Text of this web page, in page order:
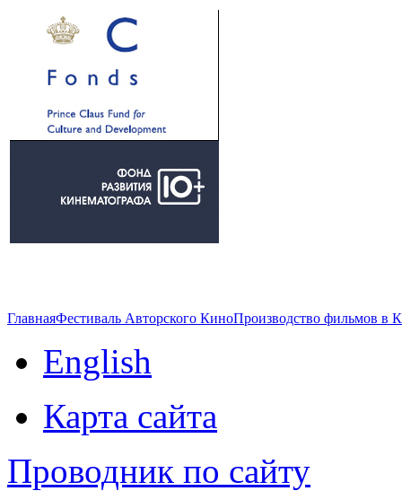
ГлавнаяФестиваль Авторского КиноПроизводство фильмов в
English
Карта сайта
Проводник по сайту